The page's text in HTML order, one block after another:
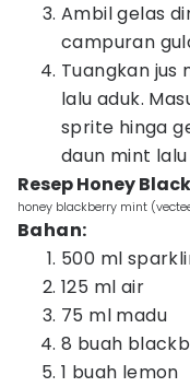
Ambil gelas
campuran
Tuangkan jus
lalu aduk.
sprite hinga
daun mint lalu
Resep Honey
honey blackberry mint
Bahan:
500 ml
125 ml air
75 ml madu
8 buah
1 buah lemon